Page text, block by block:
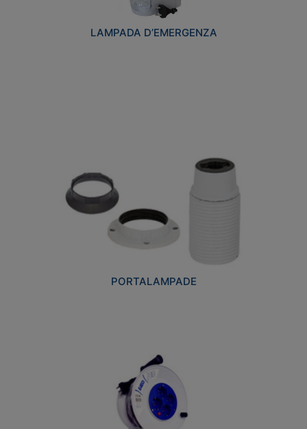
LAMPADA D’EMERGENZA
PORTALAMPADE